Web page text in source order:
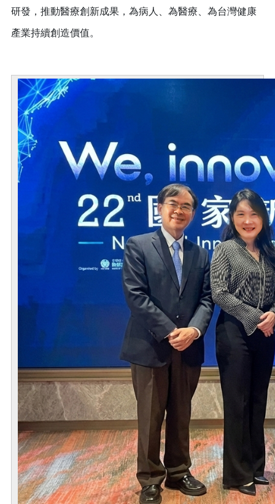
研發，推動醫療創新成果，為病人、為醫療、為台灣健康
產業持續創造價值。